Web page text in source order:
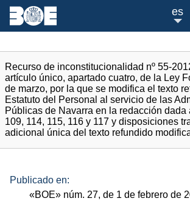
es
Recurso de inconstitucionalidad nº 55-
artículo único, apartado cuatro, de la Ley
de marzo, por la que se modifica el texto
Estatuto del Personal al servicio de las
Públicas de Navarra en la redacción dada
109, 114, 115, 116 y 117 y disposiciones
adicional única del texto refundido
Publicado en:
«BOE» núm. 27, de 1 de febrero de